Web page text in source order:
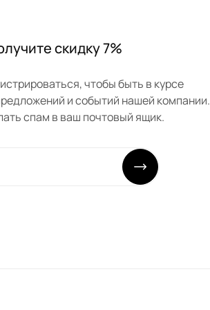
скидку 7%
чтобы быть в курсе
и событий нашей компании.
спам в ваш почтовый ящик.